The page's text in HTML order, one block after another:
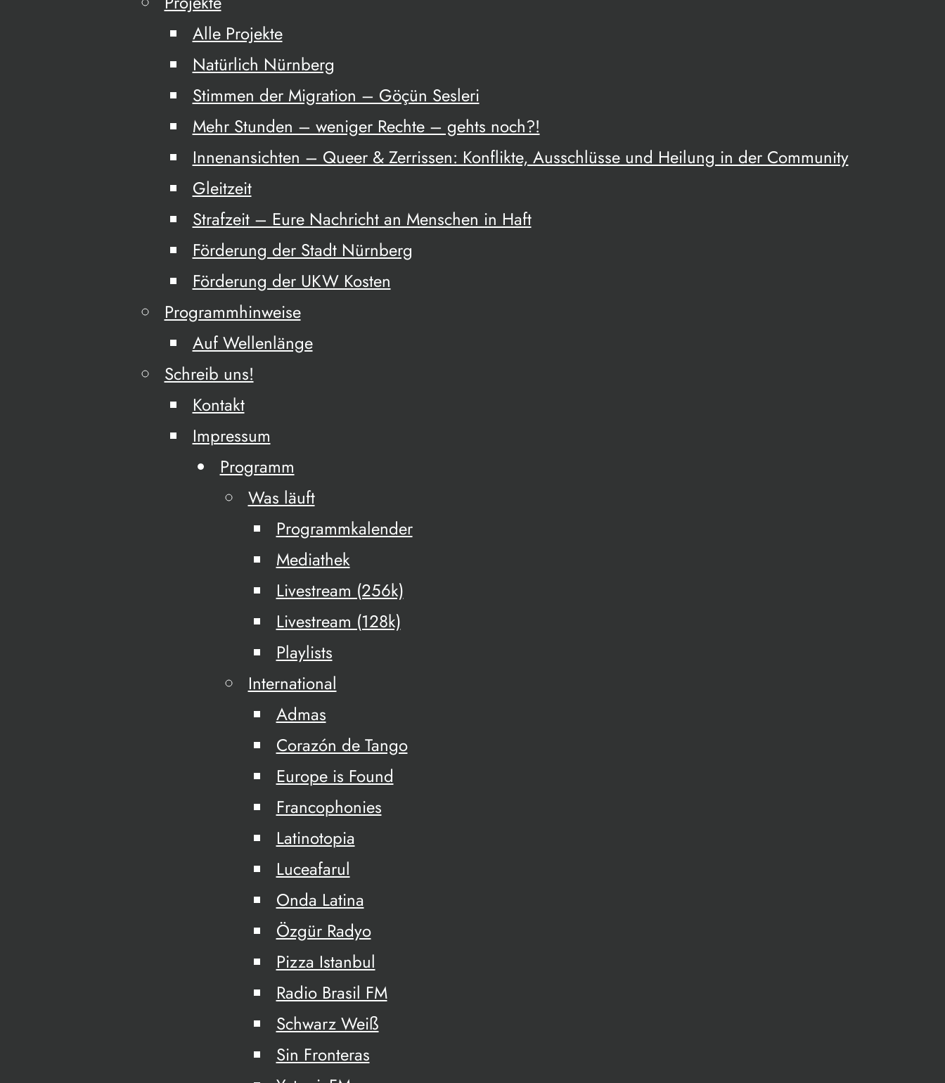
Alle Projekte
Natürlich Nürnberg
Stimmen der Migration – Göçün Sesleri
Mehr Stunden – weniger Rechte – gehts noch?!
Innenansichten – Queer & Zerrissen: Konflikte, Ausschlüsse und Heilung in der Community
Gleitzeit
Strafzeit – Eure Nachricht an Menschen in Haft
Förderung der Stadt Nürnberg
Förderung der UKW Kosten
Programmhinweise
Auf Wellenlänge
Schreib uns!
Kontakt
Impressum
Programm
Was läuft
Programmkalender
Mediathek
Livestream (256k)
Livestream (128k)
Playlists
International
Admas
Corazón de Tango
Europe is Found
Francophonies
Latinotopia
Luceafarul
Onda Latina
Özgür Radyo
Pizza Istanbul
Radio Brasil FM
Schwarz Weiß
Sin Fronteras